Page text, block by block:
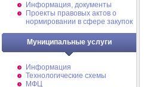
Информация, документы
Проекты правовых актов о
нормировании в сфере закупок
Муниципальные услуги
Информация
Технологические схемы
МФЦ